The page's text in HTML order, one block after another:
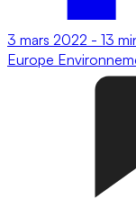
3 mars 2022 - 13
Europe